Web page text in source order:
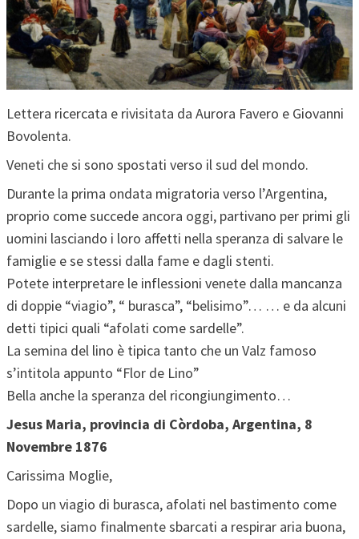
Lettera ricercata e rivisitata da Aurora Favero e Giovanni
Bovolenta.
Veneti che si sono spostati verso il sud del mondo.
Durante la prima ondata migratoria verso l’Argentina,
proprio come succede ancora oggi, partivano per primi gli
uomini lasciando i loro affetti nella speranza di salvare le
famiglie e se stessi dalla fame e dagli stenti.
Potete interpretare le inflessioni venete dalla mancanza
di doppie “viagio”, “ burasca”, “belisimo”… … e da alcuni
detti tipici quali “afolati come sardelle”.
La semina del lino è tipica tanto che un Valz famoso
s’intitola appunto “Flor de Lino”
Bella anche la speranza del ricongiungimento…
Jesus Maria, provincia di Còrdoba, Argentina, 8
Novembre 1876
Carissima Moglie,
Dopo un viagio di burasca, afolati nel bastimento come
sardelle, siamo finalmente sbarcati a respirar aria buona,